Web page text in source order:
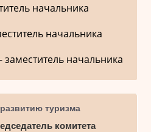
начальника
начальника
- заместитель начальника
туризма
комитета